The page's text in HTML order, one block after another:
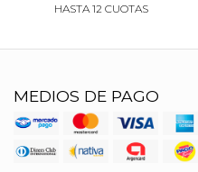
HASTA 12 CUOTAS
MEDIOS DE PAGO